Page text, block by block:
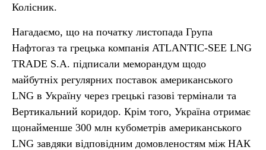
Колісник.
Нагадаємо, що на початку листопада Група
Нафтогаз та грецька компанія ATLANTIC-SEE LNG
TRADE S.A. підписали меморандум щодо
майбутніх регулярних поставок американського
LNG в Україну через грецькі газові термінали та
Вертикальний коридор. Крім того, Україна отримає
щонайменше 300 млн кубометрів американського
LNG завдяки відповідним домовленостям між НАК